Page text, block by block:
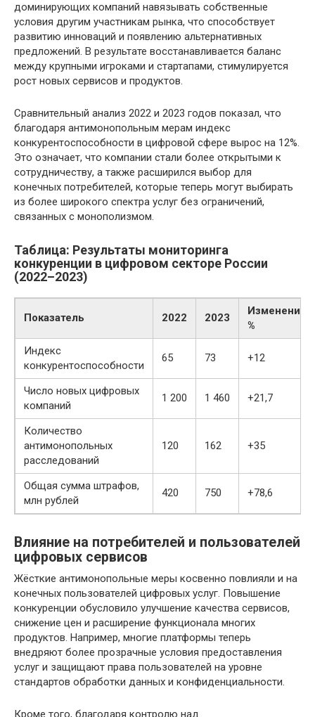
доминирующих компаний навязывать собственные
условия другим участникам рынка, что способствует
развитию инноваций и появлению альтернативных
предложений. В результате восстанавливается баланс
между крупными игроками и стартапами, стимулируется
рост новых сервисов и продуктов.
Сравнительный анализ 2022 и 2023 годов показал, что
благодаря антимонопольным мерам индекс
конкурентоспособности в цифровой сфере вырос на 12%.
Это означает, что компании стали более открытыми к
сотрудничеству, а также расширился выбор для
конечных потребителей, которые теперь могут выбирать
из более широкого спектра услуг без ограничений,
связанных с монополизмом.
Таблица: Результаты мониторинга
конкуренции в цифровом секторе России
(2022–2023)
Показатель 2022 2023
Изменение,
%
Индекс
конкурентоспособности
65 73 +12
Число новых цифровых
компаний
1 200 1 460 +21,7
Количество
антимонопольных
расследований
120 162 +35
Общая сумма штрафов,
млн рублей
420 750 +78,6
Влияние на потребителей и пользователей
цифровых сервисов
Жёсткие антимонопольные меры косвенно повлияли и на
конечных пользователей цифровых услуг. Повышение
конкуренции обусловило улучшение качества сервисов,
снижение цен и расширение функционала многих
продуктов. Например, многие платформы теперь
внедряют более прозрачные условия предоставления
услуг и защищают права пользователей на уровне
стандартов обработки данных и конфиденциальности.
Кроме того, благодаря контролю над